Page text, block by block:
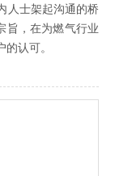
人士架起沟通的桥
旨，在为燃气行业
认可。